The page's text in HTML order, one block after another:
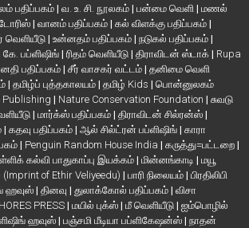
பதிப்பகம்| வ. உ. சி. நூலகம் | பன்மை வெளி | மணல்
| வானம் பதிப்பகம் | கல் விளக்கு பதிப்பகம் |
வெளியீடு | உன்னதம் பதிப்பகம் | நடுகல் பதிப்பகம் |
பப்ளிஷிங்| ரிதம் வெளியீடு | திராவிடன் ஸ்டாக் | Rupa
பதிப்பகம் | சீர் வாசகர் வட்டம் | தனிமை வெளி
| தமிழ்ப் புத்தகாலயம் | தமிழ் Kids | பொன்னுலகம்
Publishing | Nature Conservation Foundation | சுவடு
| மார்க்ஸ் பதிப்பகம் | திராவிடன் சில்ரன்ஸ் |
| கதவு பதிப்பகம் | ஆல் சில்ட்ரன் பப்ளிஷிங் | காரா
| Penguin Random House India | கருத்து=பட்டறை |
கல்வி பாதுகாப்பு இயக்கம் | மின்னங்காடி | மயூ
of Ethir Veliyeedu) | பாரி நிலையம் | பிரதிலிபி
ஹவுஸ்| தினவு | துலாக்கோல் பதிப்பகம் | விசா
PRESS | மயில் புக்ஸ் | மீ வெளியீடு | ஐம்பொழில்
ஹவுஸ் | பஞ்சமி மீடியா பப்ளிகேஷன்ஸ் | நாதன்